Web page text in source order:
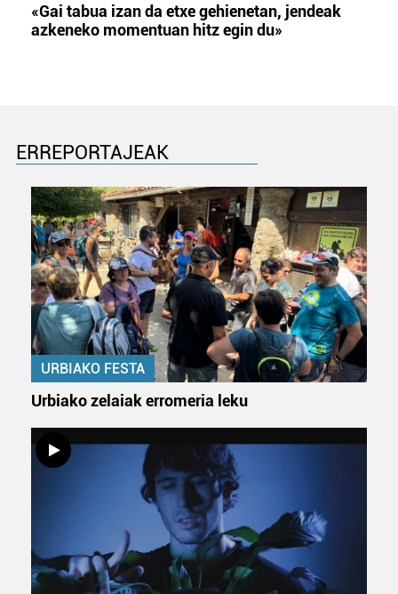
«Gai tabua izan da etxe gehienetan, jendeak
azkeneko momentuan hitz egin du»
ERREPORTAJEAK
URBIAKO FESTA
Urbiako zelaiak erromeria leku